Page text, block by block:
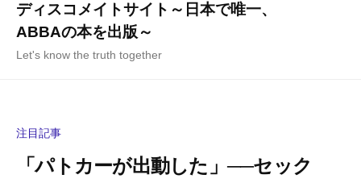
ディスコメイトサイト～日本で唯一、
ABBAの本を出版～
Let's know the truth together
注目記事
「パトカーが出動した」──セック